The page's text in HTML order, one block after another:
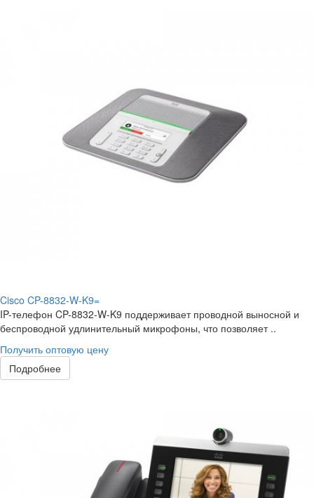
Cisco CP-8832-W-K9=
IP-телефон CP-8832-W-K9 поддерживает проводной выносной и
беспроводной удлинительный микрофоны, что позволяет ..
Получить оптовую цену
Подробнее